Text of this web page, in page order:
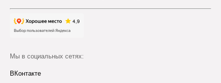
Мы в социальных сетях:
ВКонтакте